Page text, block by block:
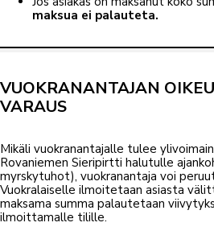
maksua ei palauteta.
VUOKRANANTAJAN
VARAUS
Mikäli vuokranantajalle tulee
Rovaniemen Sieripirtti halutulle
myrskytuhot), vuokranantaja voi
Vuokralaiselle ilmoitetaan asiasta
maksama summa palautetaan
ilmoittamalle tilille.